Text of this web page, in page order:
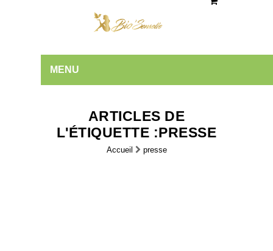
MENU
ARTICLES DE
L'ÉTIQUETTE :PRESSE
Accueil presse